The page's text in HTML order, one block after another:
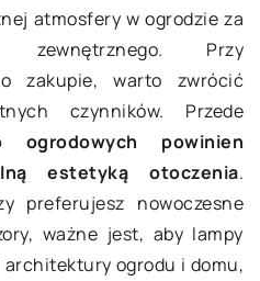
atmosfery w ogrodzie za
zewnętrznego. Przy
zakupie, warto zwrócić
czynników. Przede
powinien
estetyką otoczenia.
preferujesz nowoczesne
ważne jest, aby lampy
architektury ogrodu i domu,